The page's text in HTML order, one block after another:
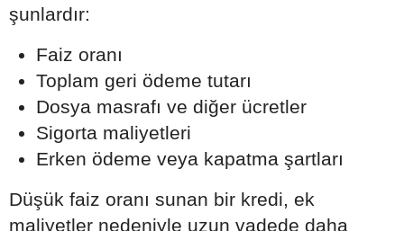
şunlardır:
Faiz oranı
Toplam geri ödeme tutarı
Dosya masrafı ve diğer ücretler
Sigorta maliyetleri
Erken ödeme veya kapatma şartları
Düşük faiz oranı sunan bir kredi, ek
maliyetler nedeniyle uzun vadede daha